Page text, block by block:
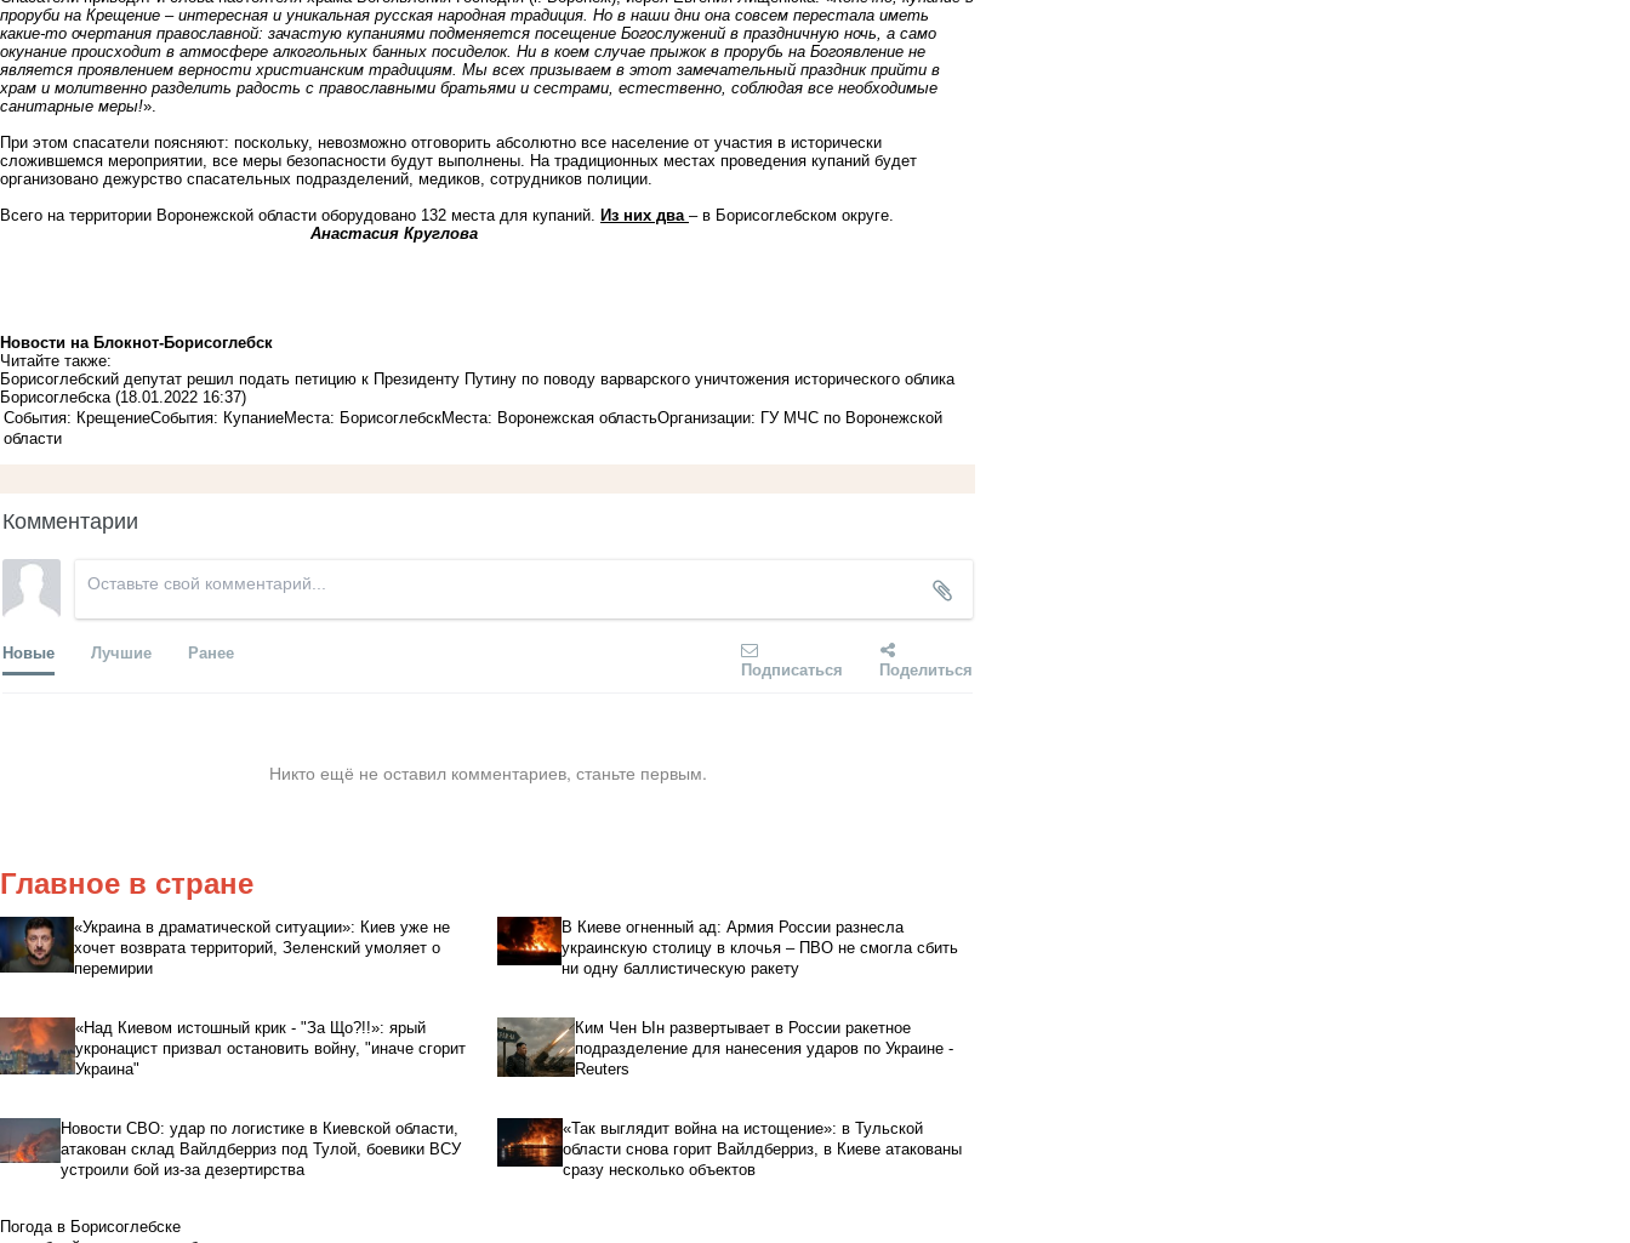
проруби на Крещение – интересная и уникальная русская народная традиция. Но в наши дни она совсем перестала иметь
какие-то очертания православной: зачастую купаниями подменяется посещение Богослужений в праздничную ночь, а само
окунание происходит в атмосфере алкогольных банных посиделок. Ни в коем случае прыжок в прорубь на Богоявление не
является проявлением верности христианским традициям. Мы всех призываем в этот замечательный праздник прийти в
храм и молитвенно разделить радость с православными братьями и сестрами, естественно, соблюдая все необходимые
санитарные меры!».
При этом спасатели поясняют: поскольку, невозможно отговорить абсолютно все население от участия в исторически
сложившемся мероприятии, все меры безопасности будут выполнены. На традиционных местах проведения купаний будет
организовано дежурство спасательных подразделений, медиков, сотрудников полиции.
Всего на территории Воронежской области оборудовано 132 места для купаний. Из них два – в Борисоглебском округе.
Анастасия Круглова
Новости на Блoкнoт-Борисоглебск
Читайте также:
Борисоглебский депутат решил подать петицию к Президенту Путину по поводу варварского уничтожения исторического облика
Борисоглебска (18.01.2022 16:37)
События: КрещениеСобытия: КупаниеМеста: БорисоглебскМеста: Воронежская областьОрганизации: ГУ МЧС по Воронежской
области
Комментарии
Новые Лучшие Ранее
Подписаться Поделиться
Никто ещё не оставил комментариев, станьте первым.
Главное в стране
«Украина в драматической ситуации»: Киев уже не
хочет возврата территорий, Зеленский умоляет о
перемирии
В Киеве огненный ад: Армия России разнесла
украинскую столицу в клочья – ПВО не смогла сбить
ни одну баллистическую ракету
«Над Киевом истошный крик - "За Що?!!»: ярый
укронацист призвал остановить войну, "иначе сгорит
Украина"
Ким Чен Ын развертывает в России ракетное
подразделение для нанесения ударов по Украине -
Reuters
Новости СВО: удар по логистике в Киевской области,
атакован склад Вайлдберриз под Тулой, боевики ВСУ
устроили бой из-за дезертирства
«Так выглядит война на истощение»: в Тульской
области снова горит Вайлдберриз, в Киеве атакованы
сразу несколько объектов
Погода в Борисоглебске